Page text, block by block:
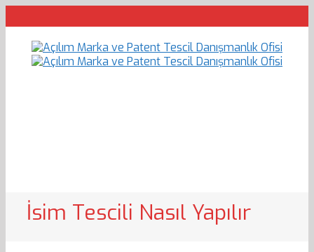
İsim Tescili Nasıl Yapılır